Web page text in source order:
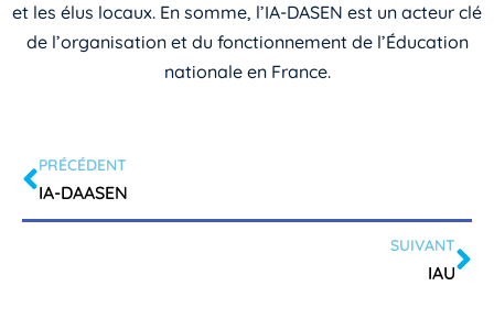
et les élus locaux. En somme, l’IA-DASEN est un acteur clé
de l’organisation et du fonctionnement de l’Éducation
nationale en France.
PRÉCÉDENT
IA-DAASEN
SUIVANT
IAU